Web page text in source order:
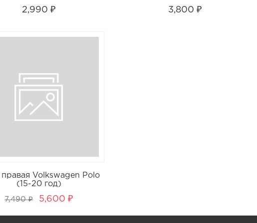
2,990 ₽ 3,800 ₽
Volkswagen Polo
(15-20 год)
7,490 ₽ 5,600 ₽